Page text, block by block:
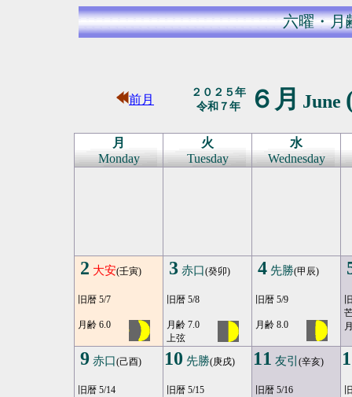
六曜・月
前月
２０２５年
令和７年
６月 June
月
Monday
火
Tuesday
水
Wednesday
2 大安(壬寅)
旧暦 5/7
月齢 6.0
3 赤口(癸卯)
旧暦 5/8
月齢 7.0
上弦
4 先勝(甲辰)
旧暦 5/9
月齢 8.0
9 赤口(己酉)
旧暦 5/14
10 先勝(庚戌)
旧暦 5/15
11 友引 (辛亥)
旧暦 5/16